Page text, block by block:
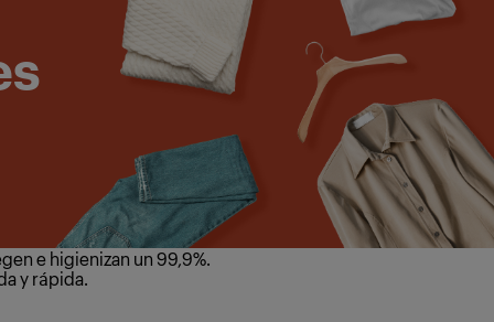
e higienizan un 99,9%.
y rápida.